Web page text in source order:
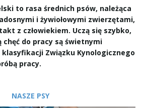
to rasa średnich psów, należąca
i żywiołowymi zwierzętami,
z człowiekiem. Uczą się szybko,
do pracy są świetnymi
klasyfikacji Związku Kynologicznego
pracy.
NASZE PSY